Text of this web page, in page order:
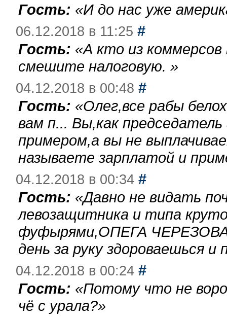
Гость: «И до нас уже
06.12.2018 в 11:25 #
Гость: «А кто из
смешите налоговую. »
04.12.2018 в 00:48 #
Гость: «Олег,все рабы
вам п... Вы,как
примером,а вы не
называете зарплатой и
04.12.2018 в 00:34 #
Гость: «Давно не видать
левозащитника и типа
фуфырями,ОПЕГА
день за руку здороваешься
04.12.2018 в 00:24 #
Гость: «Потому что не
чё с урала?»